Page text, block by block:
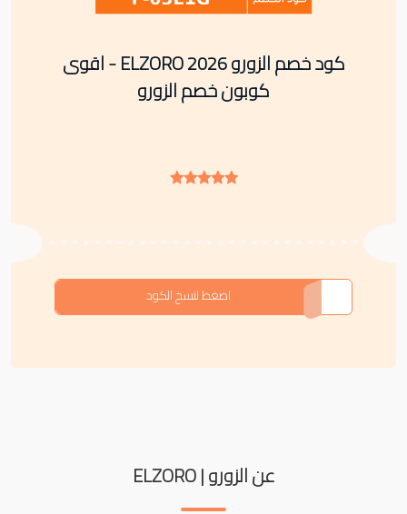
كود خصم الزورو ELZORO 2026 - اقوى
كوبون خصم الزورو
F-05E1G
اضغط لنسخ الكود
عن الزورو | ELZORO